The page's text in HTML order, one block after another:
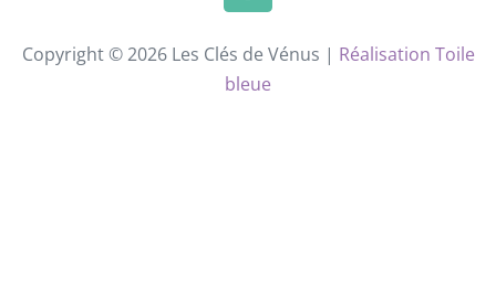
Copyright © 2026 Les Clés de Vénus | Réalisation Toile
bleue